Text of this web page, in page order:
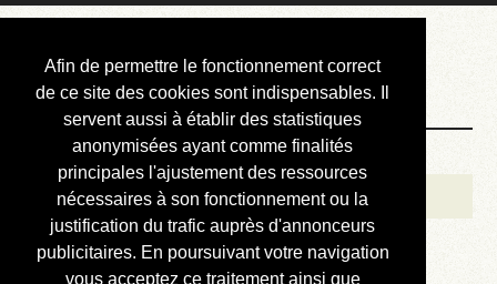
Afin de permettre le fonctionnement correct
de ce site des cookies sont indispensables. Il
servent aussi à établir des statistiques
anonymisées ayant comme finalités
principales l'ajustement des ressources
nécessaires à son fonctionnement ou la
justification du trafic auprès d'annonceurs
publicitaires. En poursuivant votre navigation
vous acceptez ce traitement ainsi que
Courbis, « LE »
Blog Officiel
Bienvenue
Réalisations
Divers (et d’été)